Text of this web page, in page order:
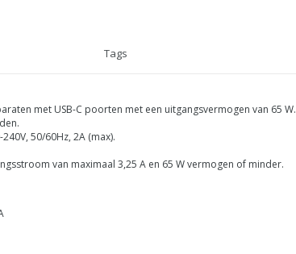
Tags
met USB-C poorten met een uitgangsvermogen van 65 W.
50/60Hz, 2A (max).
van maximaal 3,25 A en 65 W vermogen of minder.